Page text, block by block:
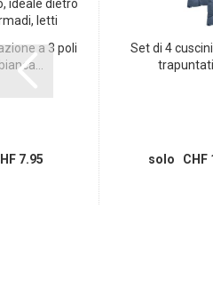
a 3 poli
7.95
Set di 4
trapuntati
solo CHF